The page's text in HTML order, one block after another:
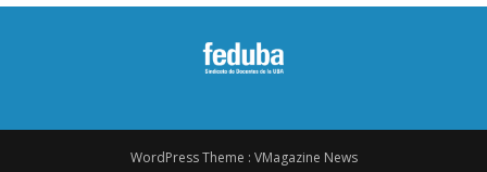
WordPress Theme : VMagazine News